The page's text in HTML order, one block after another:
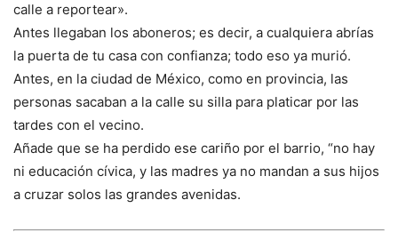
calle a reportear».
Antes llegaban los aboneros; es decir, a cualquiera abrías
la puerta de tu casa con confianza; todo eso ya murió.
Antes, en la ciudad de México, como en provincia, las
personas sacaban a la calle su silla para platicar por las
tardes con el vecino.
Añade que se ha perdido ese cariño por el barrio, “no hay
ni educación cívica, y las madres ya no mandan a sus hijos
a cruzar solos las grandes avenidas.